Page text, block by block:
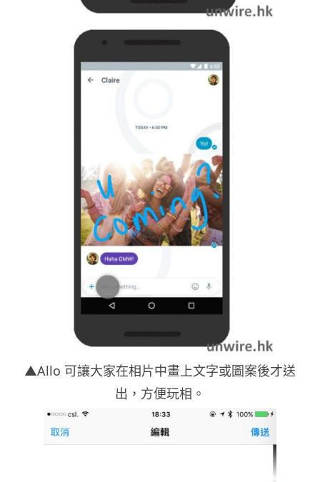
▲Allo 可讓大家在相片中畫上文字或圖案後才送
出，方便玩相。